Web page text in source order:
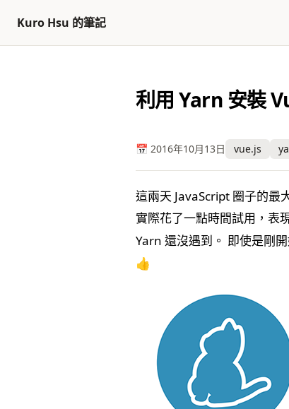
跳至內容
Kuro Hsu 的筆記
返回頂部
利用 Yarn 安裝
📅 2016年10月13日 vue.js
這兩天 JavaScript 圈子的最
實際花了一點時間試用，表
Yarn 還沒遇到。 即使是剛
👍